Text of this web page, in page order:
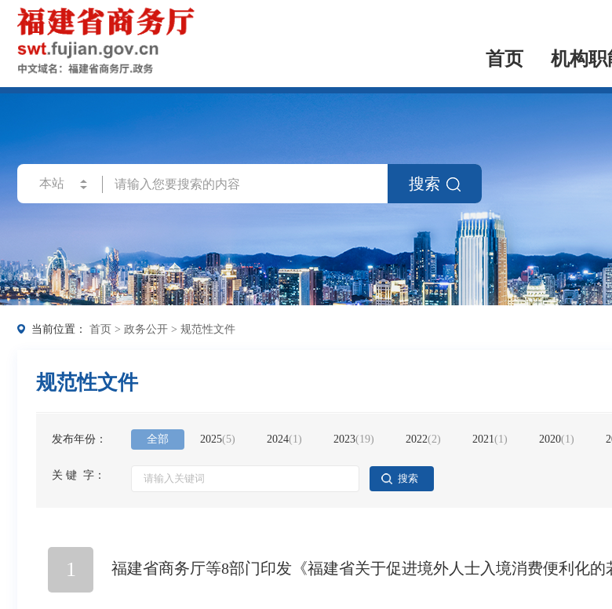
首页 机构职
搜索
当前位置： 首页 > 政务公开 > 规范性文件
规范性文件
发布年份： 全部 2025(5) 2024(1) 2023(19) 2022(2) 2021(1) 2020(1)
关 键 字： 搜索
1 福建省商务厅等8部门印发《福建省关于促进境外人士入境消费便利化的